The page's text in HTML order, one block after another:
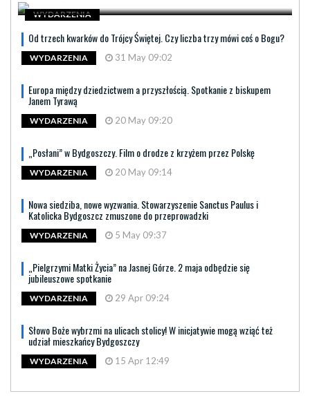
WYDARZENIA
Od trzech kwarków do Trójcy Świętej. Czy liczba trzy mówi coś o Bogu?
WYDARZENIA 31 May 09:02
Europa między dziedzictwem a przyszłością. Spotkanie z biskupem
Janem Tyrawą
WYDARZENIA 20 May 09:20
„Posłani” w Bydgoszczy. Film o drodze z krzyżem przez Polskę
WYDARZENIA 20 May 09:14
Nowa siedziba, nowe wyzwania. Stowarzyszenie Sanctus Paulus i
Katolicka Bydgoszcz zmuszone do przeprowadzki
WYDARZENIA 5 May 09:37
„Pielgrzymi Matki Życia” na Jasnej Górze. 2 maja odbędzie się
jubileuszowe spotkanie
WYDARZENIA 29 Apr 09:24
Słowo Boże wybrzmi na ulicach stolicy! W inicjatywie mogą wziąć też
udział mieszkańcy Bydgoszczy
WYDARZENIA 15 Apr 12:49